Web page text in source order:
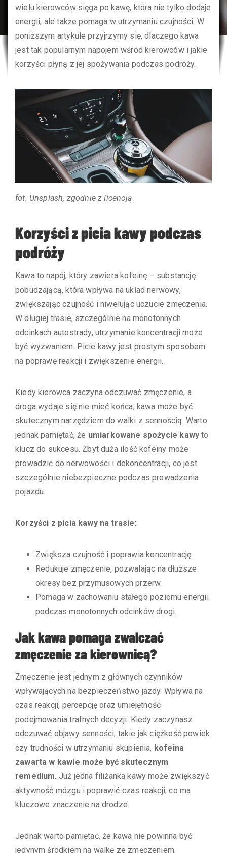
kawa to
najlepsz...
wielu kierowców sięga po kawę, która nie tylko dodaje
energii, ale także pomaga w utrzymaniu czujności. W
poniższym artykule przyjrzymy się, dlaczego kawa
jest tak popularnym napojem wśród kierowców i jakie
korzyści płyną z jej spożywania podczas podróży.
fot. Unsplash, zgodnie z licencją
Korzyści z picia kawy podczas
podróży
Kawa to napój, który zawiera kofeinę – substancję
pobudzającą, która wpływa na układ nerwowy,
zwiększając czujność i niwelując uczucie zmęczenia.
W długiej trasie, szczególnie na monotonnych
odcinkach autostrady, utrzymanie koncentracji może
być wyzwaniem. Picie kawy jest prostym sposobem
na poprawę reakcji i zwiększenie energii.
Kiedy kierowca zaczyna odczuwać zmęczenie, a
droga wydaje się nie mieć końca, kawa może być
skutecznym narzędziem do walki z sennością. Warto
jednak pamiętać, że umiarkowane spożycie kawy to
klucz do sukcesu. Zbyt duża ilość kofeiny może
prowadzić do nerwowości i dekoncentracji, co jest
szczególnie niebezpieczne podczas prowadzenia
pojazdu.
Korzyści z picia kawy na trasie:
Zwiększa czujność i poprawia koncentrację.
Redukuje zmęczenie, pozwalając na dłuższe
okresy bez przymusowych przerw.
Pomaga w zachowaniu stałego poziomu energii
podczas monotonnych odcinków drogi.
Jak kawa pomaga zwalczać
zmęczenie za kierownicą?
Zmęczenie jest jednym z głównych czynników
wpływających na bezpieczeństwo jazdy. Wpływa na
czas reakcji, percepcję oraz umiejętność
podejmowania trafnych decyzji. Kiedy zaczynasz
odczuwać objawy senności, takie jak ciężkość powiek
czy trudności w utrzymaniu skupienia, kofeina
zawarta w kawie może być skutecznym
remedium. Już jedna filiżanka kawy może zwiększyć
aktywność mózgu i poprawić czas reakcji, co ma
kluczowe znaczenie na drodze.
Jednak warto pamiętać, że kawa nie powinna być
jedynym środkiem na walkę ze zmęczeniem.